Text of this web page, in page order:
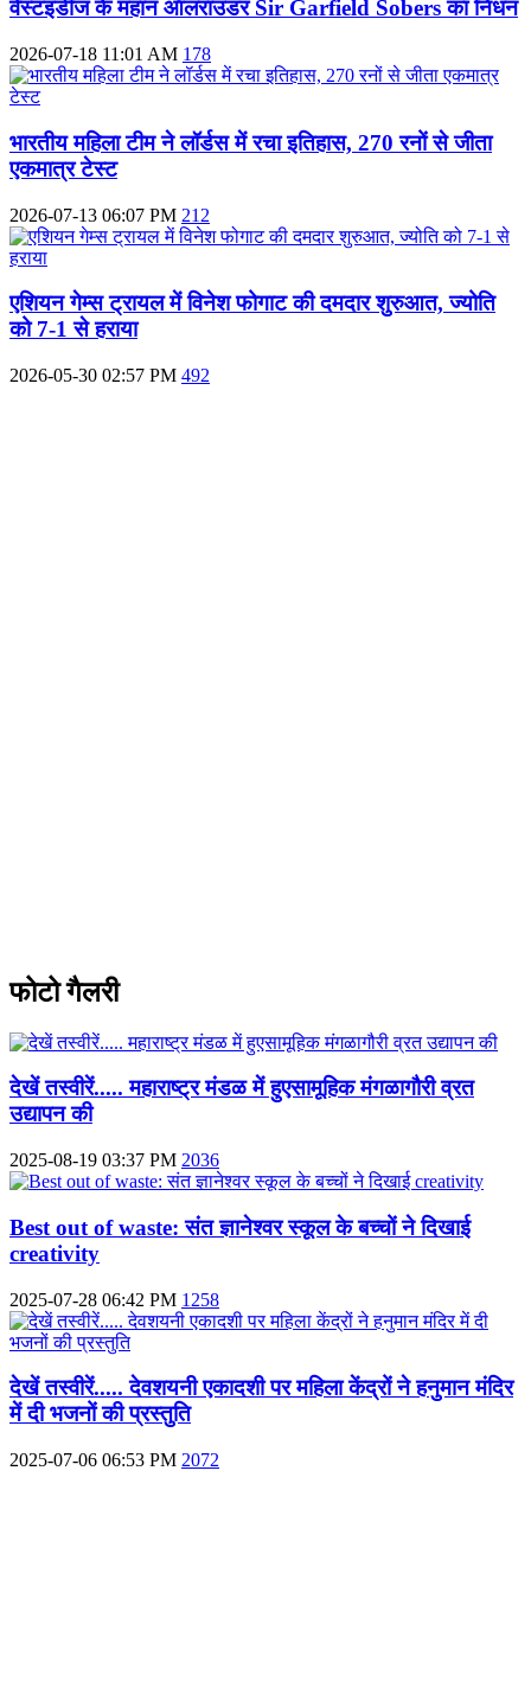
वेस्टइंडीज के महान ऑलराउंडर Sir Garfield Sobers का निधन
2026-07-18 11:01 AM 178
भारतीय महिला टीम ने लॉर्डस में रचा इतिहास, 270 रनों से जीता
एकमात्र टेस्ट
2026-07-13 06:07 PM 212
एशियन गेम्स ट्रायल में विनेश फोगाट की दमदार शुरुआत, ज्योति
को 7-1 से हराया
2026-05-30 02:57 PM 492
फोटो गैलरी
देखें तस्वीरें..... महाराष्ट्र मंडळ में हुएसामूहिक मंगळागौरी व्रत
उद्यापन की
2025-08-19 03:37 PM 2036
Best out of waste: संत ज्ञानेश्वर स्कूल के बच्चों ने दिखाई
creativity
2025-07-28 06:42 PM 1258
देखें तस्वीरें..... देवशयनी एकादशी पर महिला केंद्रों ने हनुमान मंदिर
में दी भजनों की प्रस्तुति
2025-07-06 06:53 PM 2072